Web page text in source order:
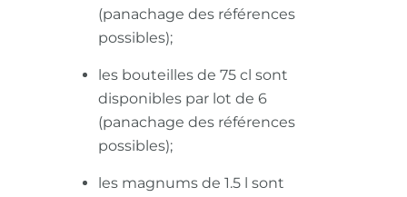
(panachage des références
possibles);
les bouteilles de 75 cl sont
disponibles par lot de 6
(panachage des références
possibles);
les magnums de 1.5 l sont